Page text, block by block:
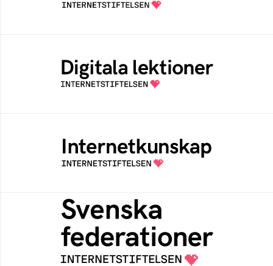
Öppen digital lärresurs med färdiga lektioner
för alla stadier i grundskolan
Samlad kunskap som hjälper dig att bli en
säker och medveten internetanvändare
Svenska federationer
Grunden för medlemskap i en sektors- eller
kontextspecifik federation